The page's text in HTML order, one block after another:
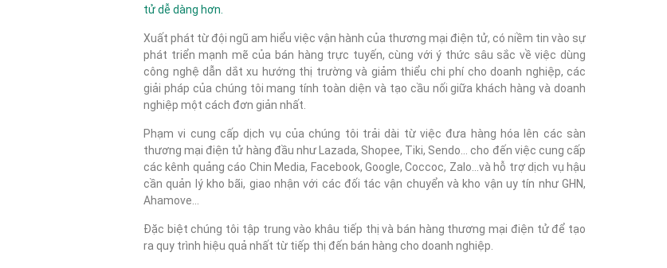
tử dễ dàng hơn.
Xuất phát từ đội ngũ am hiểu việc vận hành của thương mại điện tử, có niềm tin vào sự
phát triển mạnh mẽ của bán hàng trực tuyến, cùng với ý thức sâu sắc về việc dùng
công nghệ dẫn dắt xu hướng thị trường và giảm thiểu chi phí cho doanh nghiệp, các
giải pháp của chúng tôi mang tính toàn diện và tạo cầu nối giữa khách hàng và doanh
nghiệp một cách đơn giản nhất.
Phạm vi cung cấp dịch vụ của chúng tôi trải dài từ việc đưa hàng hóa lên các sàn
thương mại điện tử hàng đầu như Lazada, Shopee, Tiki, Sendo... cho đến việc cung cấp
các kênh quảng cáo Chin Media, Facebook, Google, Coccoc, Zalo...và hỗ trợ dịch vụ hậu
cần quản lý kho bãi, giao nhận với các đối tác vận chuyển và kho vận uy tín như GHN,
Ahamove...
Đặc biệt chúng tôi tập trung vào khâu tiếp thị và bán hàng thương mại điện tử để tạo
ra quy trình hiệu quả nhất từ tiếp thị đến bán hàng cho doanh nghiệp.